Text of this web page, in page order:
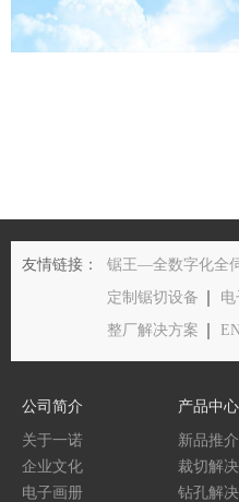
友情链接： 锯王—全数字化全
定制锯切设备
电
整厂解决方案
公司简介
关于一诺
企业文化
电子画册
产品中心
新品推介
裁切解
钻孔解